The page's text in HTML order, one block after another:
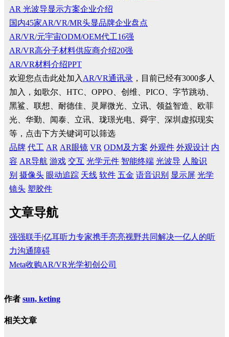
AR 光波导显示方案企业介绍
国内45家AR/VR/MR头显品牌企业盘点
AR/VR/元宇宙ODM/OEM代工16强
AR/VR高分子材料供应商介绍20强
AR/VR材料介绍PPT
欢迎您点击此处加入 AR/VR通讯录 ，目前已经有3000多人
加入，如歌尔、HTC、OPPO、创维、PICO、字节跳动、
黑鲨、联想、耐德佳、灵犀微光、立讯、领益智造、欧菲
光、华勤、闻泰、立讯、珑璟光电、舜宇、深圳虚拟现实
等，点击下方关键词可以筛选
品牌 代工 AR AR眼镜 VR ODM及方案 外观件 外观设计 内
容 AR导航 游戏 交互 光学元件 智能终端 光波导 人脸识
别 摄像头 眼动追踪 天线 软件 五金 语音识别 显示屏 光学
镜头 塑胶件
文章导航
强强联手|亿耳听力专家携手亮亮视野共同解决一亿人的听
力沟通障碍
Meta收购AR/VR光学初创公司
作者 sun, keting
相关文章